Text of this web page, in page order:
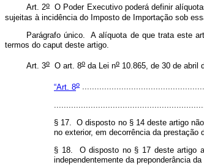
Art. 2oO Poder Executivo poderá definir
sujeitas à incidência do Imposto de Importação sob
Parágrafo único. A alíquota de que trata este
termos do caput deste artigo.
Art. 3o O art. 8o da Lei no 10.865, de 30 de
“Art. 8o
§ 17. O disposto no § 14 deste artigo
no exterior, em decorrência da
§ 18. O disposto no § 17 deste artigo
independentemente da preponderância da